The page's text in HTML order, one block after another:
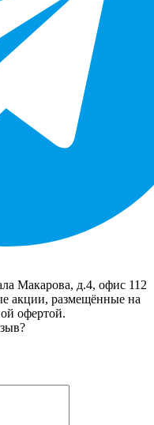
Макарова, д.4, офис 112
акции, размещённые на
офертой.